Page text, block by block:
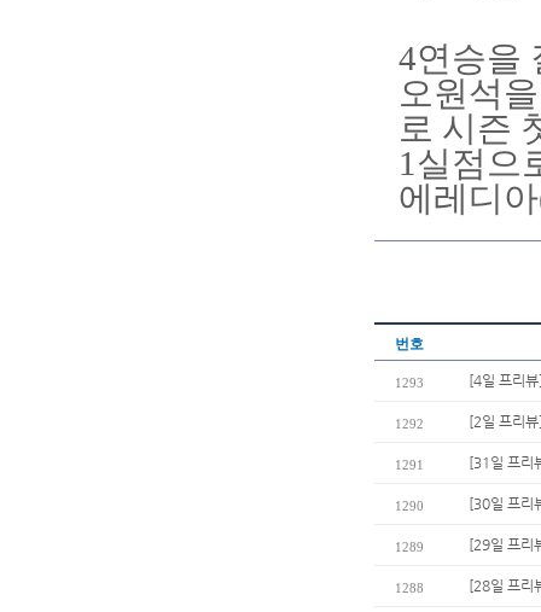
4연승을
오원석
로 시즌
1실점으
에레디
번호
1293 [4일 프리
1292 [2일 프리
1291 [31일 프리
1290 [30일 프리
1289 [29일 프리
1288 [28일 프리